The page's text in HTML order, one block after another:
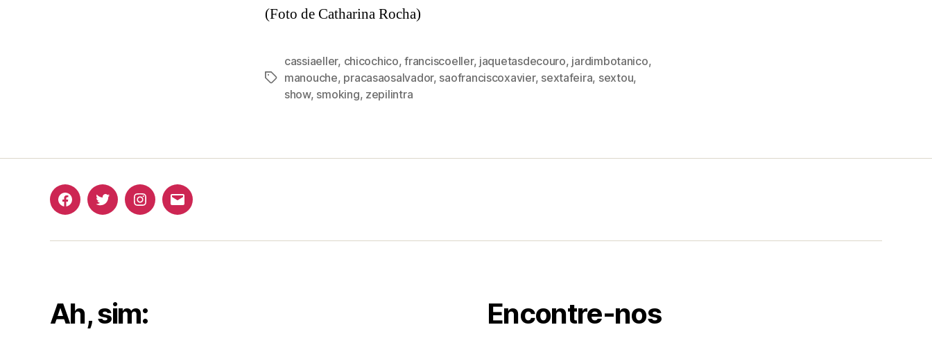
(Foto de Catharina Rocha)
Tags
cassiaeller, chicochico,franciscoeller, jaquetasdecouro, jardimbotanico,
manouche, pracasaosalvador, saofranciscoxavier, sextafeira, sextou,
show, smoking, zepilintra
FacebookTwitterInstagram
E-
Ah, sim: Encontre-nos